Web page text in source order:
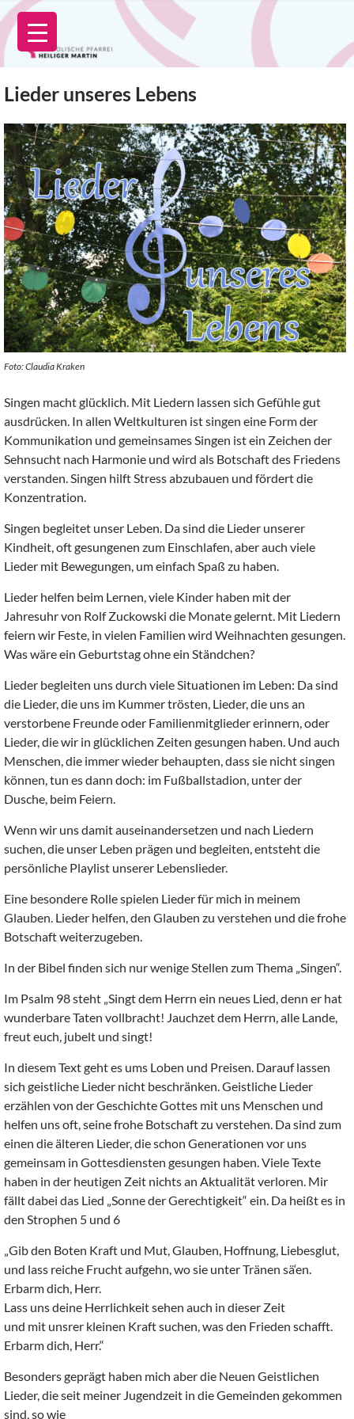
Zum
Inhalt
springen
Lieder unseres Lebens
Foto: Claudia Kraken
Singen macht glücklich. Mit Liedern lassen sich Gefühle gut
ausdrücken. In allen Weltkulturen ist singen eine Form der
Kommunikation und gemeinsames Singen ist ein Zeichen der
Sehnsucht nach Harmonie und wird als Botschaft des Friedens
verstanden. Singen hilft Stress abzubauen und fördert die
Konzentration.
Singen begleitet unser Leben. Da sind die Lieder unserer
Kindheit, oft gesungenen zum Einschlafen, aber auch viele
Lieder mit Bewegungen, um einfach Spaß zu haben.
Lieder helfen beim Lernen, viele Kinder haben mit der
Jahresuhr von Rolf Zuckowski die Monate gelernt. Mit Liedern
feiern wir Feste, in vielen Familien wird Weihnachten gesungen.
Was wäre ein Geburtstag ohne ein Ständchen?
Lieder begleiten uns durch viele Situationen im Leben: Da sind
die Lieder, die uns im Kummer trösten, Lieder, die uns an
verstorbene Freunde oder Familienmitglieder erinnern, oder
Lieder, die wir in glücklichen Zeiten gesungen haben. Und auch
Menschen, die immer wieder behaupten, dass sie nicht singen
können, tun es dann doch: im Fußballstadion, unter der
Dusche, beim Feiern.
Wenn wir uns damit auseinandersetzen und nach Liedern
suchen, die unser Leben prägen und begleiten, entsteht die
persönliche Playlist unserer Lebenslieder.
Eine besondere Rolle spielen Lieder für mich in meinem
Glauben. Lieder helfen, den Glauben zu verstehen und die frohe
Botschaft weiterzugeben.
In der Bibel finden sich nur wenige Stellen zum Thema „Singen“.
Im Psalm 98 steht „Singt dem Herrn ein neues Lied, denn er hat
wunderbare Taten vollbracht! Jauchzet dem Herrn, alle Lande,
freut euch, jubelt und singt!
In diesem Text geht es ums Loben und Preisen. Darauf lassen
sich geistliche Lieder nicht beschränken. Geistliche Lieder
erzählen von der Geschichte Gottes mit uns Menschen und
helfen uns oft, seine frohe Botschaft zu verstehen. Da sind zum
einen die älteren Lieder, die schon Generationen vor uns
gemeinsam in Gottesdiensten gesungen haben. Viele Texte
haben in der heutigen Zeit nichts an Aktualität verloren. Mir
fällt dabei das Lied „Sonne der Gerechtigkeit“ ein. Da heißt es in
den Strophen 5 und 6
„Gib den Boten Kraft und Mut, Glauben, Hoffnung, Liebesglut,
und lass reiche Frucht aufgehn, wo sie unter Tränen sä‘en.
Erbarm dich, Herr.
Lass uns deine Herrlichkeit sehen auch in dieser Zeit
und mit unsrer kleinen Kraft suchen, was den Frieden schafft.
Erbarm dich, Herr.“
Besonders geprägt haben mich aber die Neuen Geistlichen
Lieder, die seit meiner Jugendzeit in die Gemeinden gekommen
sind, so wie